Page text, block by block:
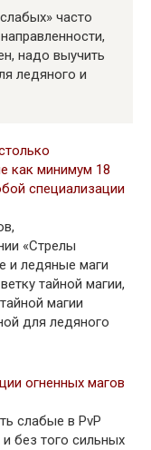
часто
надо выучить
ледяного и
как минимум 18
специализации
«Стрелы
и ледяные маги
тайной магии,
магии
для ледяного
огненных магов
слабые в PvP
без того сильных